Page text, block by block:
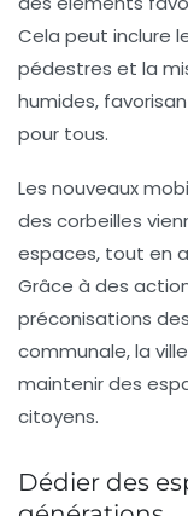
Cela peut inclure
pédestres et la
humides,
pour tous.
Les nouveaux
des corbeilles
espaces, tout en
Grâce à des
préconisations
communale, la
maintenir des
citoyens.
Dédier des